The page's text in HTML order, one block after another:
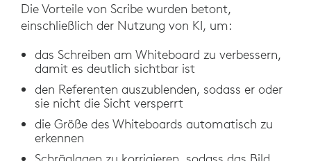
Die Vorteile von Scribe wurden betont,
einschließlich der Nutzung von KI, um:
das Schreiben am Whiteboard zu verbessern,
damit es deutlich sichtbar ist
den Referenten auszublenden, sodass er oder
sie nicht die Sicht versperrt
die Größe des Whiteboards automatisch zu
erkennen